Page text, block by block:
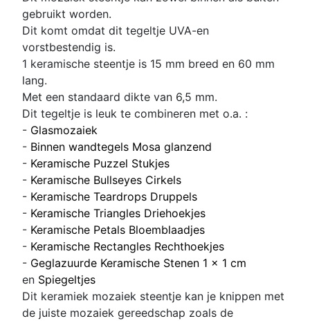
gebruikt worden.
Dit komt omdat dit tegeltje UVA-en
vorstbestendig is.
1 keramische steentje is 15 mm breed en 60 mm
lang.
Met een standaard dikte van 6,5 mm.
Dit tegeltje is leuk te combineren met o.a. :
- Glasmozaiek
- Binnen wandtegels Mosa glanzend
- Keramische Puzzel Stukjes
- Keramische Bullseyes Cirkels
- Keramische Teardrops Druppels
- Keramische Triangles Driehoekjes
- Keramische Petals Bloemblaadjes
- Keramische Rectangles Rechthoekjes
- Geglazuurde Keramische Stenen 1 x 1 cm
en Spiegeltjes
Dit keramiek mozaiek steentje kan je knippen met
de juiste mozaiek gereedschap zoals de